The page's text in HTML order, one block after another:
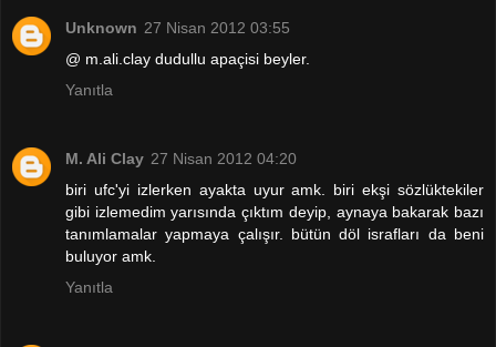
Unknown 27 Nisan 2012 03:55
@ m.ali.clay dudullu apaçisi beyler.
Yanıtla
M. Ali Clay 27 Nisan 2012 04:20
biri ufc'yi izlerken ayakta uyur amk. biri ekşi sözlüktekiler
gibi izlemedim yarısında çıktım deyip, aynaya bakarak bazı
tanımlamalar yapmaya çalışır. bütün döl israfları da beni
buluyor amk.
Yanıtla